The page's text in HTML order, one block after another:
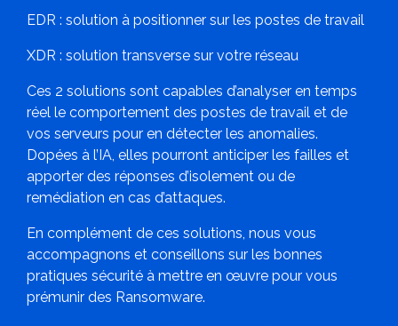
EDR : solution à positionner sur les postes de travail
XDR : solution transverse sur votre réseau
Ces 2 solutions sont capables d’analyser en temps
réel le comportement des postes de travail et de
vos serveurs pour en détecter les anomalies.
Dopées à l’IA, elles pourront anticiper les failles et
apporter des réponses d’isolement ou de
remédiation en cas d’attaques.
En complément de ces solutions, nous vous
accompagnons et conseillons sur les bonnes
pratiques sécurité à mettre en œuvre pour vous
prémunir des Ransomware.